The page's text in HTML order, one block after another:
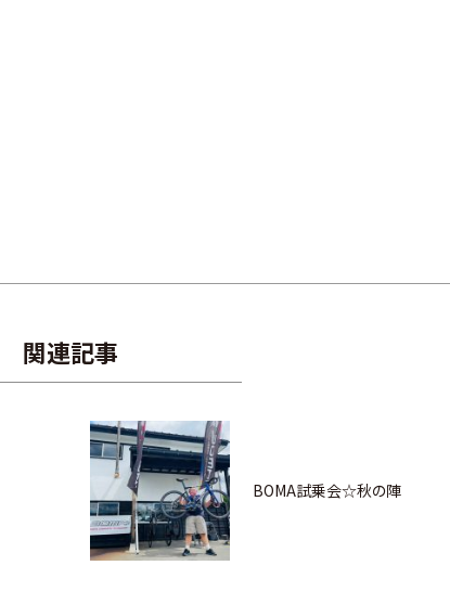
関連記事
BOMA試乗会☆秋の陣